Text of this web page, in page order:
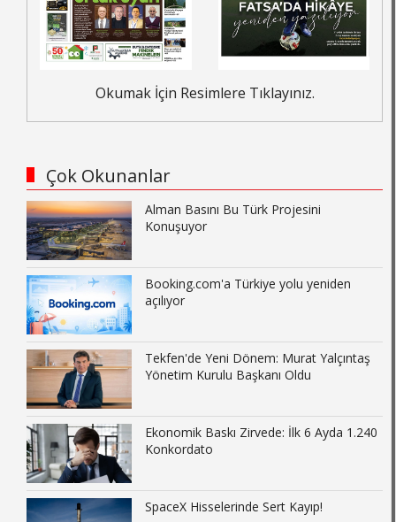
Okumak İçin Resimlere Tıklayınız.
Çok Okunanlar
Alman Basını Bu Türk Projesini
Konuşuyor
Booking.com'a Türkiye yolu yeniden
açılıyor
Tekfen'de Yeni Dönem: Murat Yalçıntaş
Yönetim Kurulu Başkanı Oldu
Ekonomik Baskı Zirvede: İlk 6 Ayda 1.240
Konkordato
SpaceX Hisselerinde Sert Kayıp!